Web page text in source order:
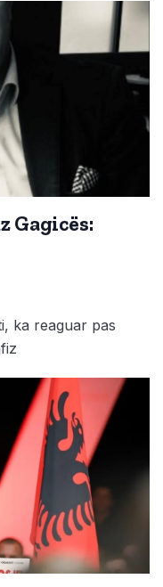
Gagicës:
ka reaguar pas